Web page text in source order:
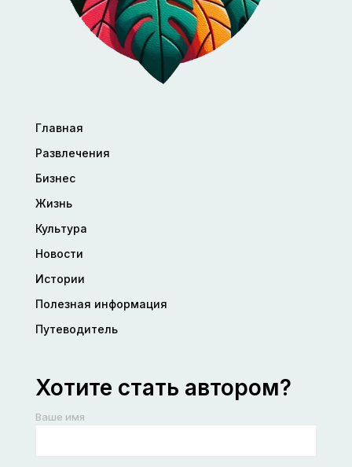
Главная
Развлечения
Бизнес
Жизнь
Культура
Новости
Истории
Полезная информация
Путеводитель
Хотите стать автором?
Ваше имя